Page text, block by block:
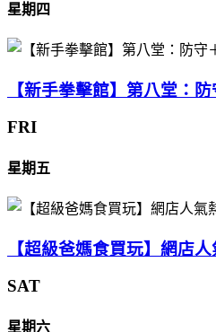
星期四
【新手拳擊館】第八堂：
FRI
星期五
【超級爸媽食買玩】網店
SAT
星期六